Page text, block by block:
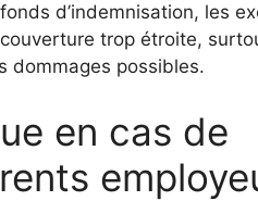
d’indemnisation, les
trop étroite,
dommages possibles.
en cas de